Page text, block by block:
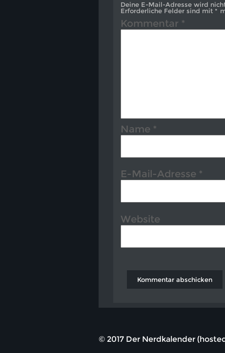
Deine E-Mail-Adresse wird
Erforderliche Felder sind mit *
Kommentar *
Name *
E-Mail-Adresse *
Website
© 2017 Der Nerdkalender